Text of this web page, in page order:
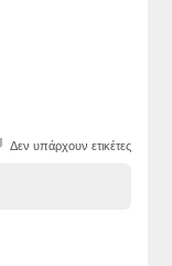
Δεν υπάρχουν ετικέτες